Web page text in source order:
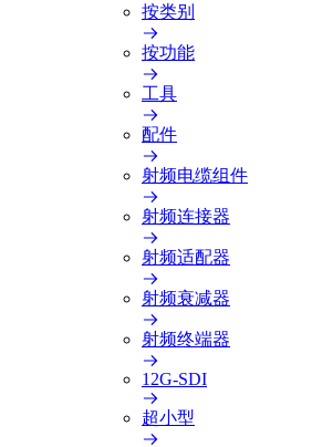
按类别
按功能
工具
配件
射频电缆组件
射频连接器
射频适配器
射频衰减器
射频终端器
12G-SDI
超小型